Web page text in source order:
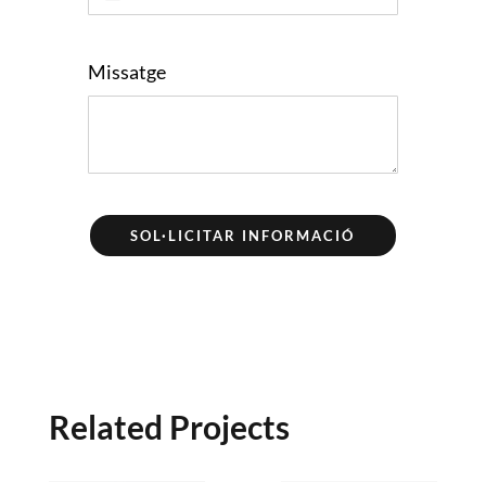
Missatge
SOL·LICITAR INFORMACIÓ
Related Projects